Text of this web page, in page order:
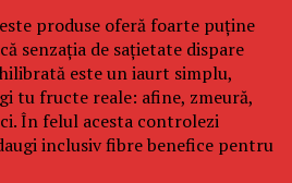
produse oferă foarte puține
senzația de sațietate dispare
este un iaurt simplu,
tu fructe reale: afine, zmeură,
În felul acesta controlezi
inclusiv fibre benefice pentru